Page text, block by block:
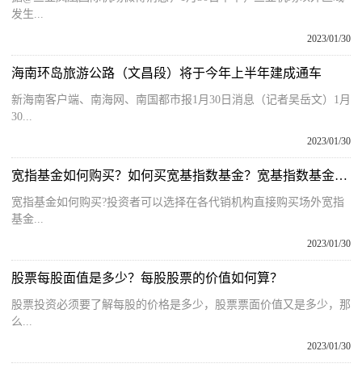
发生...
2023/01/30
海南环岛旅游公路（文昌段）将于今年上半年建成通车
新海南客户端、南海网、南国都市报1月30日消息（记者吴岳文）1月
30...
2023/01/30
宽指基金如何购买？如何买宽基指数基金？宽基指数基金排名
宽指基金如何购买?投资者可以选择在各代销机构直接购买场外宽指
基金...
2023/01/30
股票每股面值是多少？每股股票的价值如何算？
股票投资必须要了解每股的价格是多少，股票票面价值又是多少，那
么...
2023/01/30